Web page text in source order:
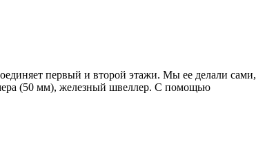
первый и второй этажи. Мы ее делали сами,
(50 мм), железный швеллер. С помощью